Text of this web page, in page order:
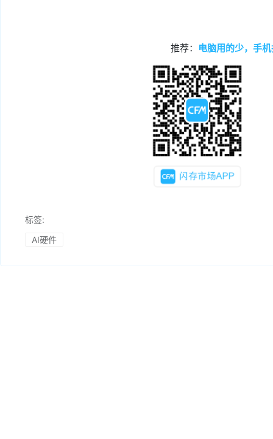
推荐： 电脑用的少，手
标签:
AI硬件